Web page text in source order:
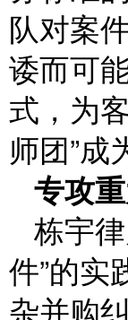
队对案
诿而可
式，为
师团”成
专攻
栋宇
件”的实
杂并购